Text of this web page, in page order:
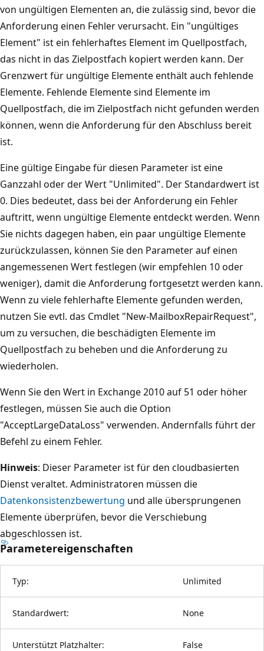
von ungültigen Elementen an, die zulässig sind, bevor die
Anforderung einen Fehler verursacht. Ein "ungültiges
Element" ist ein fehlerhaftes Element im Quellpostfach,
das nicht in das Zielpostfach kopiert werden kann. Der
Grenzwert für ungültige Elemente enthält auch fehlende
Elemente. Fehlende Elemente sind Elemente im
Quellpostfach, die im Zielpostfach nicht gefunden werden
können, wenn die Anforderung für den Abschluss bereit
ist.
Eine gültige Eingabe für diesen Parameter ist eine
Ganzzahl oder der Wert "Unlimited". Der Standardwert ist
0. Dies bedeutet, dass bei der Anforderung ein Fehler
auftritt, wenn ungültige Elemente entdeckt werden. Wenn
Sie nichts dagegen haben, ein paar ungültige Elemente
zurückzulassen, können Sie den Parameter auf einen
angemessenen Wert festlegen (wir empfehlen 10 oder
weniger), damit die Anforderung fortgesetzt werden kann.
Wenn zu viele fehlerhafte Elemente gefunden werden,
nutzen Sie evtl. das Cmdlet "New-MailboxRepairRequest",
um zu versuchen, die beschädigten Elemente im
Quellpostfach zu beheben und die Anforderung zu
wiederholen.
Wenn Sie den Wert in Exchange 2010 auf 51 oder höher
festlegen, müssen Sie auch die Option
"AcceptLargeDataLoss" verwenden. Andernfalls führt der
Befehl zu einem Fehler.
Hinweis: Dieser Parameter ist für den cloudbasierten
Dienst veraltet. Administratoren müssen die
Datenkonsistenzbewertung und alle übersprungenen
Elemente überprüfen, bevor die Verschiebung
abgeschlossen ist.
Parametereigenschaften
Typ: Unlimited
Standardwert: None
Unterstützt Platzhalter: False